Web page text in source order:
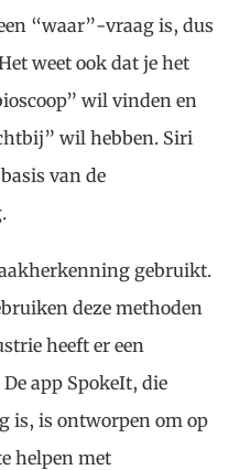
“waar”-vraag is, dus
weet ook dat je het
wil vinden en
wil hebben. Siri
van de
gebruikt.
deze methoden
heeft er een
app SpokeIt, die
is, is ontworpen om op
helpen met